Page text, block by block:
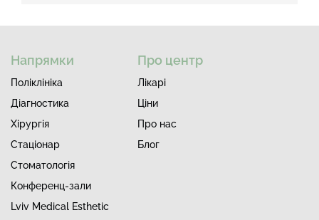
Напрямки
Поліклініка
Діагностика
Хірургія
Стаціонар
Стоматологія
Конференц-зали
Lviv Medical Esthetic
Про центр
Лiкарi
Ціни
Про нас
Блог